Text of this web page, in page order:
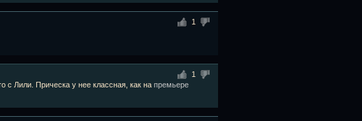
1
1
Лили. Прическа у нее классная, как на премьере